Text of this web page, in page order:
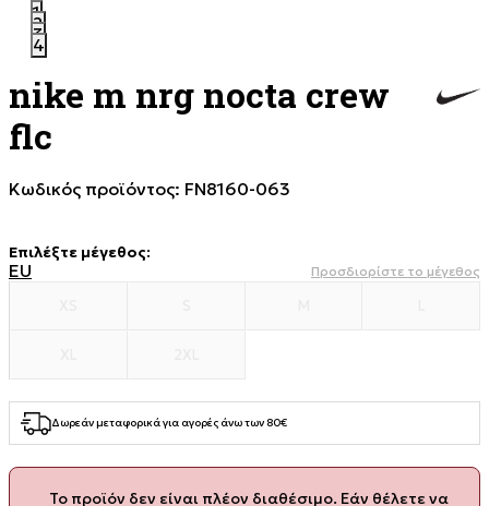
1
2
3
4
nike m nrg nocta crew
flc
Κωδικός προϊόντος: FN8160-063
Επιλέξτε μέγεθος:
EU Προσδιορίστε το μέγεθος
Δωρεάν μεταφορικά για αγορές άνω των 80€
Το προϊόν δεν είναι πλέον διαθέσιμο. Εάν θέλετε να